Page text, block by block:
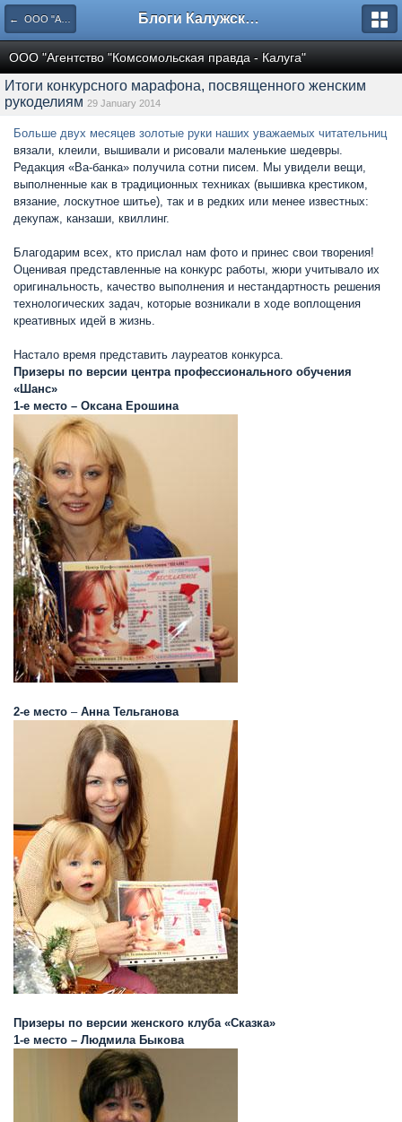
← ООО "Агентство "Комсомольская правда - Калуга" Блоги Калужского перекрестка
ООО "Агентство "Комсомольская правда - Калуга"
Итоги конкурсного марафона, посвященного женским
рукоделиям 29 January 2014
Больше двух месяцев золотые руки наших уважаемых читательниц
вязали, клеили, вышивали и рисовали маленькие шедевры.
Редакция «Ва-банка» получила сотни писем. Мы увидели вещи,
выполненные как в традиционных техниках (вышивка крестиком,
вязание, лоскутное шитье), так и в редких или менее известных:
декупаж, канзаши, квиллинг.
Благодарим всех, кто прислал нам фото и принес свои творения!
Оценивая представленные на конкурс работы, жюри учитывало их
оригинальность, качество выполнения и нестандартность решения
технологических задач, которые возникали в ходе воплощения
креативных идей в жизнь.
Настало время представить лауреатов конкурса.
Призеры по версии центра профессионального обучения
«Шанс»
1-е место – Оксана Ерошина
2-е место – Анна Тельганова
Призеры по версии женского клуба «Сказка»
1-е место – Людмила Быкова